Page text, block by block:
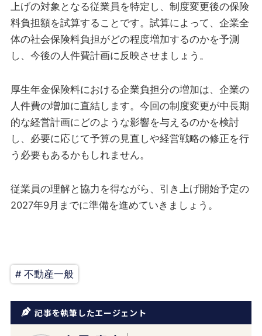
上げの対象となる従業員を特定し、制度変更後の保険
料負担額を試算することです。試算によって、企業全
体の社会保険料負担がどの程度増加するのかを予測
し、今後の人件費計画に反映させましょう。
厚生年金保険料における企業負担分の増加は、企業の
人件費の増加に直結します。今回の制度変更が中長期
的な経営計画にどのような影響を与えるのかを検討
し、必要に応じて予算の見直しや経営戦略の修正を行
う必要もあるかもしれません。
従業員の理解と協力を得ながら、引き上げ開始予定の
2027年9月までに準備を進めていきましょう。
# 不動産一般
記事を執筆したエージェント